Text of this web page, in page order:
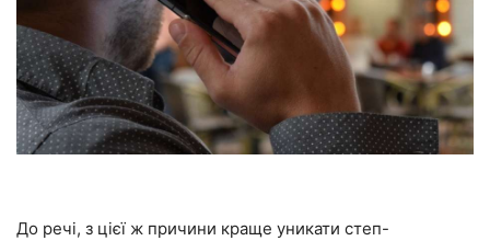
До речі, з цієї ж причини краще уникати степ-